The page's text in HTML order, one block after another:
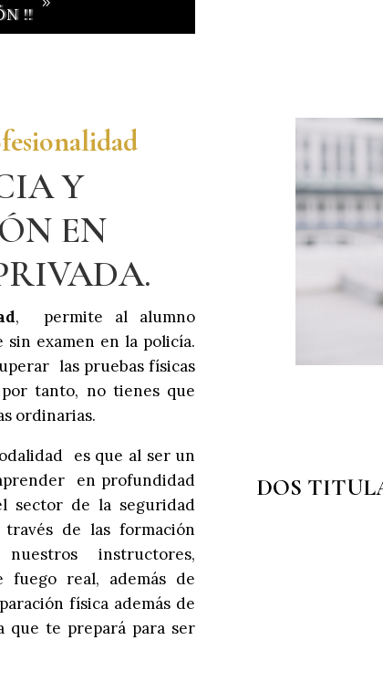
!!
Y
EN
, permite al alumno
examen en la policía.
las pruebas físicas
tanto, no tienes que
ordinarias.
es que al ser un
en profundidad
sector de la seguridad
de las formación
instructores,
fuego real, además de
física además de
que te prepará para ser
DOS